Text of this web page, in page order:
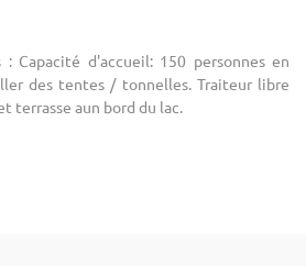
Capacité d'accueil: 150 personnes en
des tentes / tonnelles. Traiteur libre
terrasse aun bord du lac.